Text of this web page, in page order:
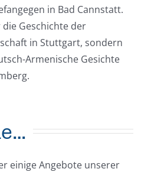
in Bad Cannstatt.
Geschichte der
in Stuttgart, sondern
Armenische Gesichte
einige Angebote unserer